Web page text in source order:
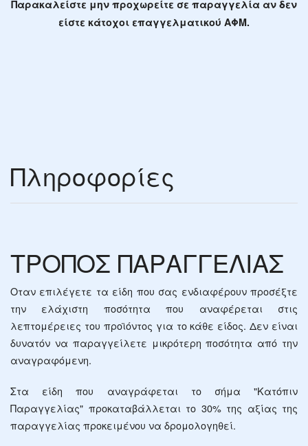
Παρακαλείστε μην προχωρείτε σε παραγγελία αν δεν
είστε κάτοχοι επαγγελματικού ΑΦΜ.
Πληροφορίες
ΤΡΟΠΟΣ ΠΑΡΑΓΓΕΛΙΑΣ
Οταν επιλέγετε τα είδη που σας ενδιαφέρουν προσέξτε
την ελάχιστη ποσότητα που αναφέρεται στις
λεπτομέρειες του προϊόντος για το κάθε είδος. Δεν είναι
δυνατόν να παραγγείλετε μικρότερη ποσότητα από την
αναγραφόμενη.
Στα είδη που αναγράφεται το σήμα "Κατόπιν
Παραγγελίας" προκαταβάλλεται το 30% της αξίας της
παραγγελίας προκειμένου να δρομολογηθεί.